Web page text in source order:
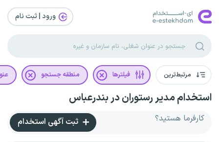
ورود | ثبت‌ نام
مرتبط‌ترین فیلترها منطقه جستجو
استخدام مدیر رستوران در بندرعباس
کارفرما هستید؟ ثبت آگهی استخدام